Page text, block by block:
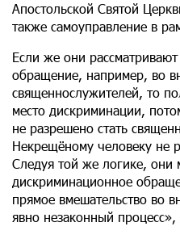
Апостольской Святой
также самоуправление в
Если же они
обращение, например, во
священнослужителей, то
место дискриминации,
не разрешено стать
Некрещёному человеку не
Следуя той же логике, они
дискриминационное
прямое вмешательство во
явно незаконный